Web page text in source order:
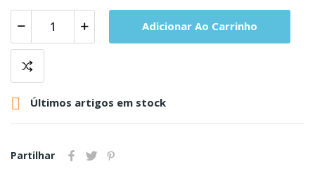
Adicionar Ao Carrinho
 Últimos artigos em stock
Partilhar